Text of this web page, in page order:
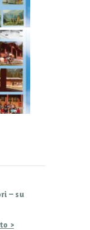
– su
>